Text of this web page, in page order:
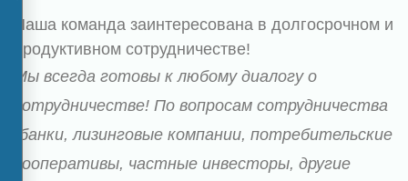
Наша команда заинтересована в долгосрочном и
продуктивном сотрудничестве!
Мы всегда готовы к любому диалогу о
сотрудничестве! По вопросам сотрудничества
(банки, лизинговые компании, потребительские
кооперативы, частные инвесторы, другие